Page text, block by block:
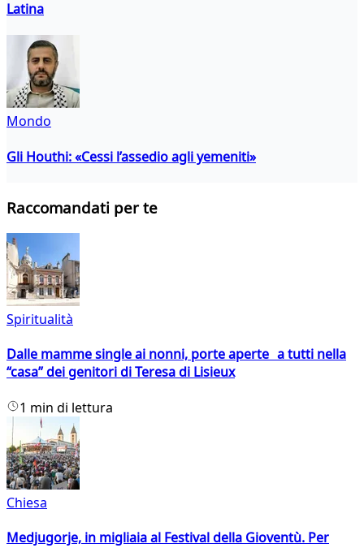
Latina
Mondo
Gli Houthi: «Cessi l’assedio agli yemeniti»
Raccomandati per te
Spiritualità
Dalle mamme single ai nonni, porte aperte a tutti nella
“casa” dei genitori di Teresa di Lisieux
1 min di lettura
Chiesa
Medjugorje, in migliaia al Festival della Gioventù. Per